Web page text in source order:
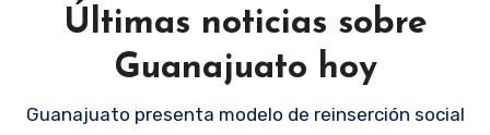
Últimas noticias sobre
Guanajuato hoy
Guanajuato presenta modelo de reinserción social